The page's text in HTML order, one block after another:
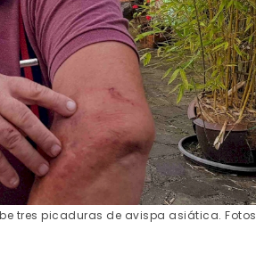
tres picaduras de avispa asiática. Fotos